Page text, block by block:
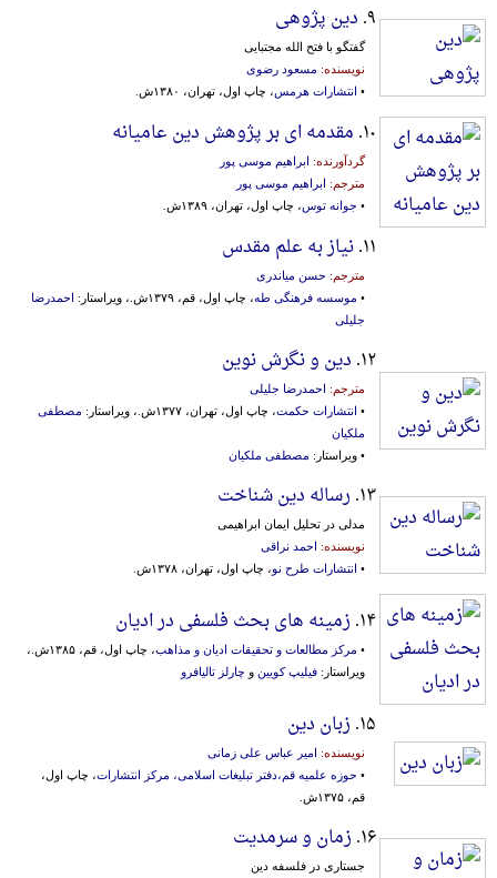
۹. دین پژوهی
گفتگو با فتح الله مجتبایی
نویسنده: مسعود رضوی
• انتشارات هرمس، چاپ اول، تهران، ۱۳۸۰ش.
۱۰. مقدمه ای بر پژوهش دین عامیانه
گردآورنده: ابراهیم موسی پور
مترجم: ابراهیم موسی پور
• جوانه توس، چاپ اول، تهران، ۱۳۸۹ش.
۱۱. نیاز به علم مقدس
مترجم: حسن میاندری
• موسسه فرهنگی طه، چاپ اول، قم، ۱۳۷۹ش.، ویراستار:
احمدرضا
جلیلی
۱۲. دین و نگرش نوین
مترجم: احمدرضا جلیلی
• انتشارات حکمت، چاپ اول، تهران، ۱۳۷۷ش.، ویراستار:
مصطفی
ملکیان
• ویراستار: مصطفی ملکیان
۱۳. رساله دین شناخت
مدلی در تحلیل ایمان ابراهیمی
نویسنده: احمد نراقی
• انتشارات طرح نو، چاپ اول، تهران، ۱۳۷۸ش.
۱۴. زمینه های بحث فلسفی در ادیان
• مرکز مطالعات و تحقیقات ادیان و مذاهب
، چاپ اول، قم، ۱۳۸۵ش.،
ویراستار: فیلیپ کویین و چارلز تالیافرو
۱۵. زبان دین
نویسنده: امیر عباس علی زمانی
• حوزه علمیه قم،دفتر تبلیغات‌ ‌اسلامی‌، مرکز ‌انتشار‌ات‌، چاپ اول،
قم، ۱۳۷۵ش.
۱۶. زمان و سرمدیت
جستاری در فلسفه دین